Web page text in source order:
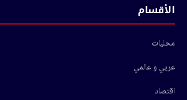
الأقسام
محليات
عربي و عالمي
اقتصاد